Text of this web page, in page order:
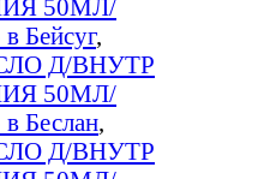
50МЛ/
,
Д/ВНУТР
50МЛ/
,
Д/ВНУТР